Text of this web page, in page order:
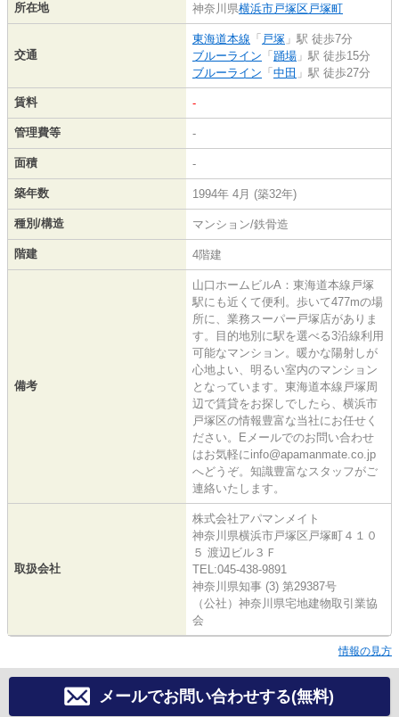
所在地 神奈川県横浜市戸塚区戸塚町
交通
東海道本線 「 戸塚 」駅 徒歩7分
ブルーライン 「 踊場 」駅 徒歩15分
ブルーライン 「 中田 」駅 徒歩27分
賃料 -
管理費等 -
面積 -
築年数 1994年 4月 (築32年)
種別/構造 マンション/鉄骨造
階建 4階建
備考
山口ホームビルA：東海道本線戸塚
駅にも近くて便利。歩いて477mの場
所に、業務スーパー戸塚店がありま
す。目的地別に駅を選べる3沿線利用
可能なマンション。暖かな陽射しが
心地よい、明るい室内のマンション
となっています。東海道本線戸塚周
辺で賃貸をお探しでしたら、横浜市
戸塚区の情報豊富な当社にお任せく
ださい。Eメールでのお問い合わせ
はお気軽にinfo@apamanmate.co.jp
へどうぞ。知識豊富なスタッフがご
連絡いたします。
取扱会社
株式会社アパマンメイト
神奈川県横浜市戸塚区戸塚町４１０
５ 渡辺ビル３Ｆ
TEL:045-438-9891
神奈川県知事 (3) 第29387号
（公社）神奈川県宅地建物取引業協
会
情報の見方
メールでお問い合わせする(無料)